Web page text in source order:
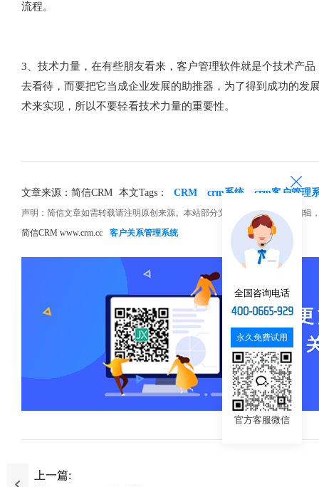
流程。
3、技术力量，在有些朋友看来，客户管理软件就是个技术产
去看待，而要把它当成企业发展的助推器，为了得到成功的发
术来实现，所以不要轻看技术力量的重要性。
文章来源：简信CRM 本文Tags： CRM crm系统 crm客户管理
声明：简信文章如需转载请注明原创来源。本站部分文章和图片来源网络编
简信CRM www.crm.cc
客户关系管理系统
上一篇:
全国咨询电话
永久免费试用
官方客服微信